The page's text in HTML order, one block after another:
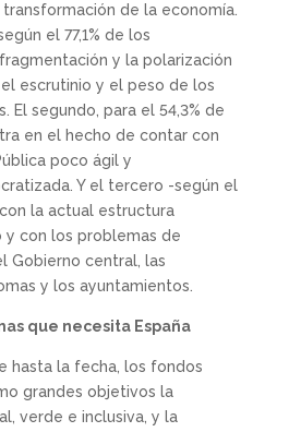
de la economía.
el 77,1% de los
y la polarización
escrutinio y el peso de los
El segundo, para el 54,3% de
en el hecho de contar con
poco ágil y
Y el tercero -según el
la actual estructura
con los problemas de
Gobierno central, las
y los ayuntamientos.
que necesita España
hasta la fecha, los fondos
grandes objetivos la
verde e inclusiva, y la